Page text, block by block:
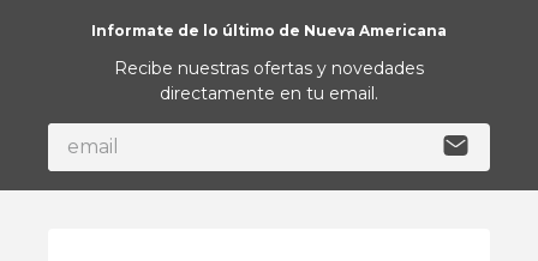
Informate de lo último de Nueva Americana
Recibe nuestras ofertas y novedades
directamente en tu email.